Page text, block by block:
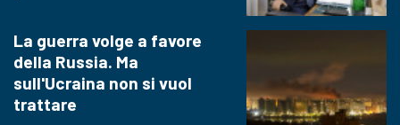
La guerra volge a favore
della Russia. Ma
sull'Ucraina non si vuol
trattare